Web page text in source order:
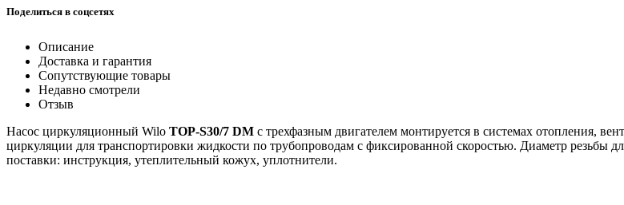
Поделиться в соцсетях
Описание
Доставка и гарантия
Сопутствующие товары
Недавно смотрели
Отзыв
Насос циркуляционный Wilo TOP-S30/7 DM с трехфазным двигателем монтируется в системах отопления,
циркуляции для транспортировки жидкости по трубопроводам с фиксированной скоростью. Диаметр резьбы
поставки: инструкция, утеплительный кожух, уплотнители.